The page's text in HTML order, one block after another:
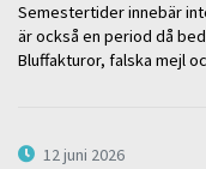
Semestertider innebär
är också en period då
Bluffakturor, falska mejl
12 juni 2026